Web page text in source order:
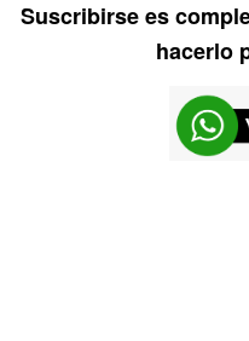
Suscribirse es
hacerlo